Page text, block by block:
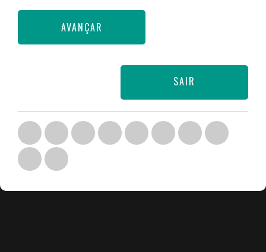
AVANÇAR
SAIR